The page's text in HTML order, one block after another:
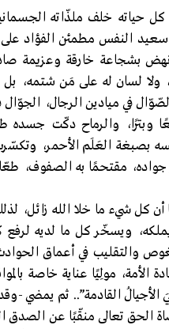
حياته خلف ملذّاته
سعيد النفس مطمئن الفؤاد
بشجاعة خارقة وعزيمة
ولا لسان له على مَن شتمه،
في ميادين الرجال، الجوّال
وبترًا، والرماح دكّت جسده
العَلَم الأحمر،
مقتحمًا به الصفوف،
كل شيء ما خلا الله زائل،
ويسخّر كل ما لديه
والتقليب في أعماق
مولِيًا عناية خاصة
الأجيالُ القادمة”.. ثم يمضي -
الحق تعالى منقّبًا عن الصدق